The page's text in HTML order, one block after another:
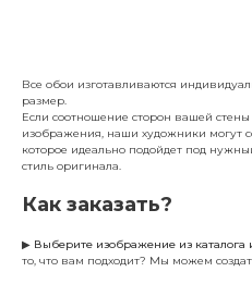
Все обои изготавливаются
размер.
Если соотношение сторон вашей стены
изображения, наши художники могут
которое идеально подойдет под
стиль оригинала.
Как заказать?
▶ Выберите изображение из каталога
то, что вам подходит? Мы можем